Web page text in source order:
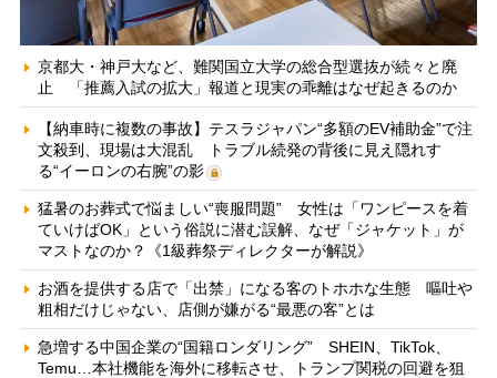
京都大・神戸大など、難関国立大学の総合型選抜が続々と廃
止 「推薦入試の拡大」報道と現実の乖離はなぜ起きるのか
【納車時に複数の事故】テスラジャパン“多額のEV補助金”で注
文殺到、現場は大混乱 トラブル続発の背後に見え隠れす
る“イーロンの右腕”の影
猛暑のお葬式で悩ましい“喪服問題” 女性は「ワンピースを着
ていけばOK」という俗説に潜む誤解、なぜ「ジャケット」が
マストなのか？《1級葬祭ディレクターが解説》
お酒を提供する店で「出禁」になる客のトホホな生態 嘔吐や
粗相だけじゃない、店側が嫌がる“最悪の客”とは
急増する中国企業の“国籍ロンダリング” SHEIN、TikTok、
Temu…本社機能を海外に移転させ、トランプ関税の回避を狙